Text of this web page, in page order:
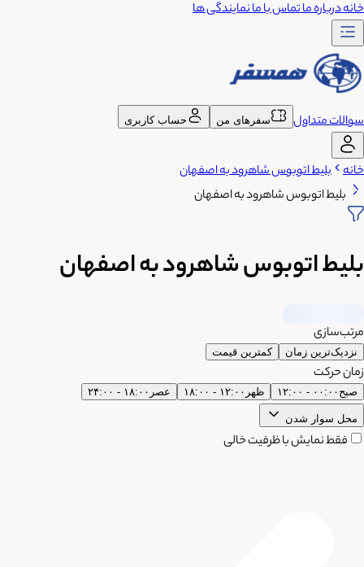
خانهدرباره ماتماس با مانمایندگی ها
سوالات متداول سفرهای من حساب کاربری
خانه بلیط اتوبوس شاهرود به اصفهان
بلیط اتوبوس شاهرود به اصفهان
بلیط اتوبوس شاهرود به اصفهان
مرتب‌سازی
نزدیک‌ترین زمان کمترین قیمت
زمان حرکت
صبح ۰۰:۰۰ - ۱۲:۰۰ ظهر ۱۲:۰۰ - ۱۸:۰۰ عصر ۱۸:۰۰ - ۲۴:۰۰
محل سوار شدن
فقط نمایش با ظرفیت خالی